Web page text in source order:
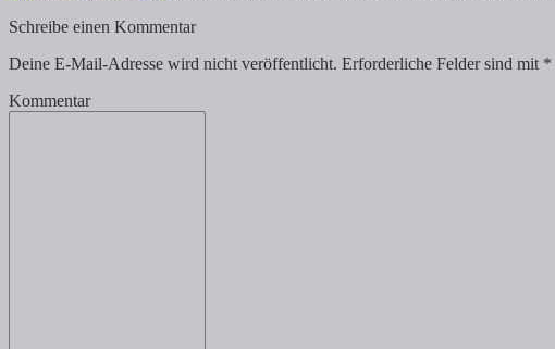
Schreibe einen Kommentar
Deine E-Mail-Adresse wird nicht veröffentlicht. Erforderliche Felder sind mit *
Kommentar